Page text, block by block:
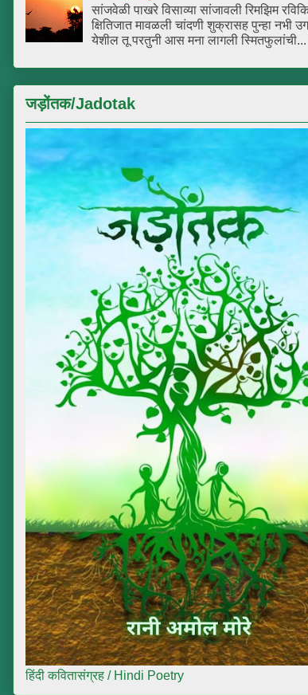
सांजवेळी पाखरे विसाव्या सांजावली रिमझिम
क्षितिजात मावळली चांदणी शुक्रासह पुन्हा नभी
येशील तू परतुनी आस मना लागली स्मितफुलांची...
जड़ोंतक/Jadotak
हिंदी कवितासंग्रह / Hindi Poetry